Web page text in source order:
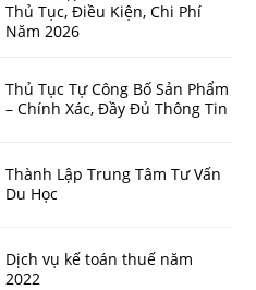
Thủ Tục, Điều Kiện, Chi Phí
Năm 2026
Thủ Tục Tự Công Bố Sản Phẩm
– Chính Xác, Đầy Đủ Thông Tin
Thành Lập Trung Tâm Tư Vấn
Du Học
Dịch vụ kế toán thuế năm
2022